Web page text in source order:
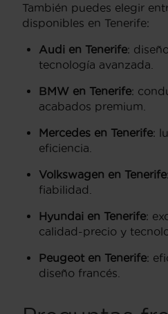
También puedes elegir
disponibles en Tenerife:
Audi en Tenerife:
tecnología avanzada.
BMW en Tenerife:
acabados premium.
Mercedes en Tenerife:
eficiencia.
Volkswagen en Tenerife
fiabilidad.
Hyundai en Tenerife:
calidad-precio y
Peugeot en Tenerife:
diseño francés.